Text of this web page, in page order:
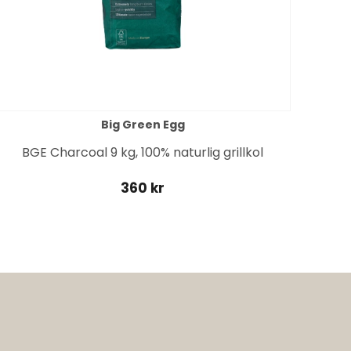
Big Green Egg
BGE Charcoal 9 kg, 100% naturlig grillkol
360 kr